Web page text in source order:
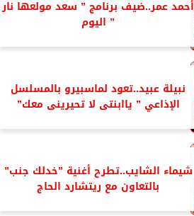
أحمد عمر..ضيف برنامج ” سعد مولعها نار
” اليوم
نبيلة عبيد..تعود لماسبيرو بالمسلسل
الإذاعي ” ياابنتى لا تحيرينى معك”
شيماء الشايب..تطرح أغنية ”خدلك جنب”
بالتعاون مع ريتشارد الحاج